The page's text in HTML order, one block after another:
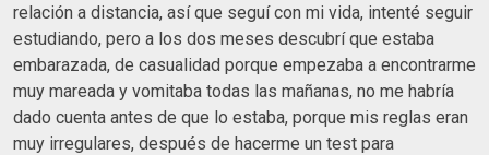
relación a distancia, así que seguí con mi vida, intenté seguir
estudiando, pero a los dos meses descubrí que estaba
embarazada, de casualidad porque empezaba a encontrarme
muy mareada y vomitaba todas las mañanas, no me habría
dado cuenta antes de que lo estaba, porque mis reglas eran
muy irregulares, después de hacerme un test para